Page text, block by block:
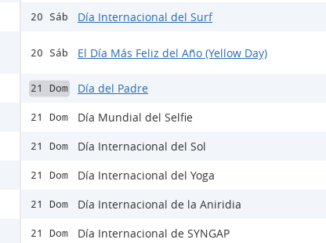
20 Sáb Día Internacional del Surf
20 Sáb El Día Más Feliz del Año (Yellow Day)
21 Dom Día del Padre
21 Dom Día Mundial del Selfie
21 Dom Día Internacional del Sol
21 Dom Día Internacional del Yoga
21 Dom Día Internacional de la Aniridia
21 Dom Día Internacional de SYNGAP